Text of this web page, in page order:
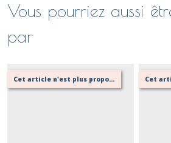
Vous pourriez aussi
par
Cet article n'est plus proposé, retournez au menu principal ou contactez moi!